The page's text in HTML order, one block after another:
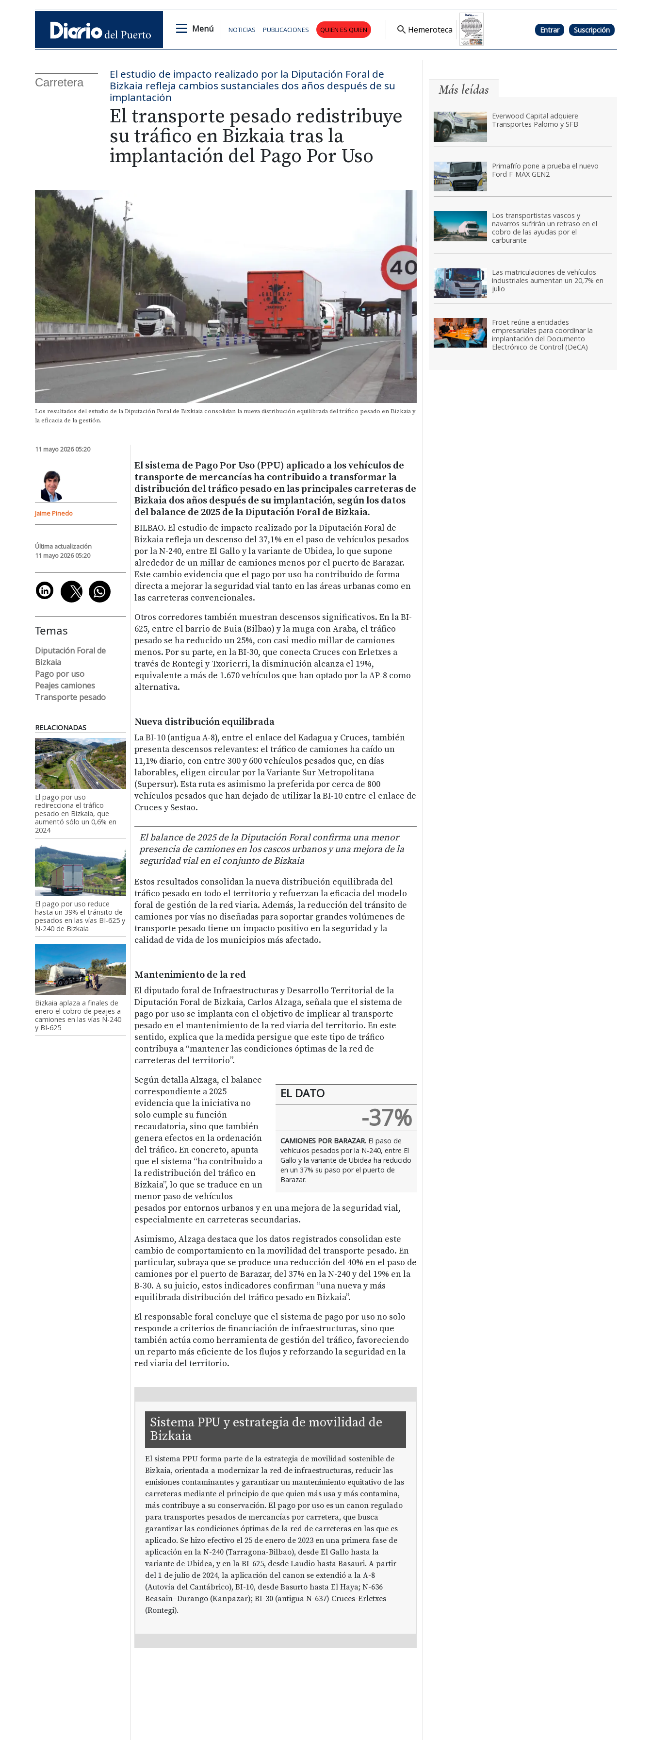
Menú NOTICIAS PUBLICACIONES QUIEN ES QUIEN Hemeroteca Entrar Suscripción
Carretera
El estudio de impacto realizado por la Diputación Foral de
Bizkaia refleja cambios sustanciales dos años después de su
implantación
El transporte pesado redistribuye
su tráfico en Bizkaia tras la
implantación del Pago Por Uso
Los resultados del estudio de la Diputación Foral de Bizkiaia consolidan la nueva distribución equilibrada del tráfico pesado en Bizkaia y
la eficacia de la gestión.
11 mayo 2026 05:20
Jaime Pinedo
Última actualización
11 mayo 2026 05:20
Temas
Diputación Foral de
Bizkaia
Pago por uso
Peajes camiones
Transporte pesado
RELACIONADAS
El pago por uso
redirecciona el tráfico
pesado en Bizkaia, que
aumentó sólo un 0,6% en
2024
El pago por uso reduce
hasta un 39% el tránsito de
pesados en las vías BI-625 y
N-240 de Bizkaia
Bizkaia aplaza a finales de
enero el cobro de peajes a
camiones en las vías N-240
y BI-625
El sistema de Pago Por Uso (PPU) aplicado a los vehículos de
transporte de mercancías ha contribuido a transformar la
distribución del tráfico pesado en las principales carreteras de
Bizkaia dos años después de su implantación, según los datos
del balance de 2025 de la Diputación Foral de Bizkaia.
BILBAO. El estudio de impacto realizado por la Diputación Foral de
Bizkaia refleja un descenso del 37,1% en el paso de vehículos pesados
por la N-240, entre El Gallo y la variante de Ubidea, lo que supone
alrededor de un millar de camiones menos por el puerto de Barazar.
Este cambio evidencia que el pago por uso ha contribuido de forma
directa a mejorar la seguridad vial tanto en las áreas urbanas como en
las carreteras convencionales.
Otros corredores también muestran descensos significativos. En la BI-
625, entre el barrio de Buia (Bilbao) y la muga con Araba, el tráfico
pesado se ha reducido un 25%, con casi medio millar de camiones
menos. Por su parte, en la BI-30, que conecta Cruces con Erletxes a
través de Rontegi y Txorierri, la disminución alcanza el 19%,
equivalente a más de 1.670 vehículos que han optado por la AP-8 como
alternativa.
Nueva distribución equilibrada
La BI-10 (antigua A-8), entre el enlace del Kadagua y Cruces, también
presenta descensos relevantes: el tráfico de camiones ha caído un
11,1% diario, con entre 300 y 600 vehículos pesados que, en días
laborables, eligen circular por la Variante Sur Metropolitana
(Supersur). Esta ruta es asimismo la preferida por cerca de 800
vehículos pesados que han dejado de utilizar la BI-10 entre el enlace de
Cruces y Sestao.
El balance de 2025 de la Diputación Foral confirma una menor
presencia de camiones en los cascos urbanos y una mejora de la
seguridad vial en el conjunto de Bizkaia
Estos resultados consolidan la nueva distribución equilibrada del
tráfico pesado en todo el territorio y refuerzan la eficacia del modelo
foral de gestión de la red viaria. Además, la reducción del tránsito de
camiones por vías no diseñadas para soportar grandes volúmenes de
transporte pesado tiene un impacto positivo en la seguridad y la
calidad de vida de los municipios más afectado.
Mantenimiento de la red
El diputado foral de Infraestructuras y Desarrollo Territorial de la
Diputación Foral de Bizkaia, Carlos Alzaga, señala que el sistema de
pago por uso se implanta con el objetivo de implicar al transporte
pesado en el mantenimiento de la red viaria del territorio. En este
sentido, explica que la medida persigue que este tipo de tráfico
contribuya a “mantener las condiciones óptimas de la red de
carreteras del territorio”.
EL DATO
-37%
CAMIONES POR BARAZAR.El paso de
vehículos pesados por la N-240, entre El
Gallo y la variante de Ubidea ha reducido
en un 37% su paso por el puerto de
Barazar.
Según detalla Alzaga, el balance
correspondiente a 2025
evidencia que la iniciativa no
solo cumple su función
recaudatoria, sino que también
genera efectos en la ordenación
del tráfico. En concreto, apunta
que el sistema “ha contribuido a
la redistribución del tráfico en
Bizkaia”, lo que se traduce en un
menor paso de vehículos
pesados por entornos urbanos y en una mejora de la seguridad vial,
especialmente en carreteras secundarias.
Asimismo, Alzaga destaca que los datos registrados consolidan este
cambio de comportamiento en la movilidad del transporte pesado. En
particular, subraya que se produce una reducción del 40% en el paso de
camiones por el puerto de Barazar, del 37% en la N-240 y del 19% en la
B-30. A su juicio, estos indicadores confirman “una nueva y más
equilibrada distribución del tráfico pesado en Bizkaia”.
El responsable foral concluye que el sistema de pago por uso no solo
responde a criterios de financiación de infraestructuras, sino que
también actúa como herramienta de gestión del tráfico, favoreciendo
un reparto más eficiente de los flujos y reforzando la seguridad en la
red viaria del territorio.
Sistema PPU y estrategia de movilidad de
Bizkaia
El sistema PPU forma parte de la estrategia de movilidad sostenible de
Bizkaia, orientada a modernizar la red de infraestructuras, reducir las
emisiones contaminantes y garantizar un mantenimiento equitativo de las
carreteras mediante el principio de que quien más usa y más contamina,
más contribuye a su conservación. El pago por uso es un canon regulado
para transportes pesados de mercancías por carretera, que busca
garantizar las condiciones óptimas de la red de carreteras en las que es
aplicado. Se hizo efectivo el 25 de enero de 2023 en una primera fase de
aplicación en la N-240 (Tarragona-Bilbao), desde El Gallo hasta la
variante de Ubidea, y en la BI-625, desde Laudio hasta Basauri. A partir
del 1 de julio de 2024, la aplicación del canon se extendió a la A-8
(Autovía del Cantábrico), BI-10, desde Basurto hasta El Haya; N-636
Beasain–Durango (Kanpazar); BI-30 (antigua N-637) Cruces-Erletxes
(Rontegi).
Más leídas
Everwood Capital adquiere
Transportes Palomo y SFB
Primafrío pone a prueba el nuevo
Ford F-MAX GEN2
Los transportistas vascos y
navarros sufrirán un retraso en el
cobro de las ayudas por el
carburante
Las matriculaciones de vehículos
industriales aumentan un 20,7% en
julio
Froet reúne a entidades
empresariales para coordinar la
implantación del Documento
Electrónico de Control (DeCA)